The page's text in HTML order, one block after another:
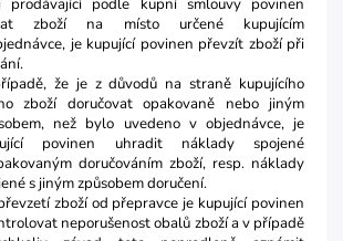
prodávající podle kupní smlouvy povinen
zboží na místo určené kupujícím
je kupující povinen převzít zboží při
že je z důvodů na straně kupujícího
zboží doručovat opakovaně nebo jiným
než bylo uvedeno v objednávce, je
povinen uhradit náklady spojené
doručováním zboží, resp. náklady
s jiným způsobem doručení.
zboží od přepravce je kupující povinen
neporušenost obalů zboží a v případě